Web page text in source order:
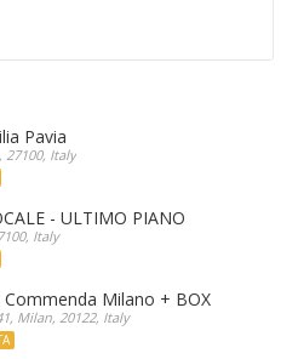
Pavia
27100, Italy
- ULTIMO PIANO
Italy
Commenda Milano + BOX
Milan, 20122, Italy